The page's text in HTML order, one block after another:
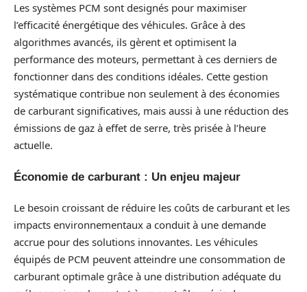
Les systèmes PCM sont designés pour maximiser
l’efficacité énergétique des véhicules. Grâce à des
algorithmes avancés, ils gèrent et optimisent la
performance des moteurs, permettant à ces derniers de
fonctionner dans des conditions idéales. Cette gestion
systématique contribue non seulement à des économies
de carburant significatives, mais aussi à une réduction des
émissions de gaz à effet de serre, très prisée à l’heure
actuelle.
Économie de carburant : Un enjeu majeur
Le besoin croissant de réduire les coûts de carburant et les
impacts environnementaux a conduit à une demande
accrue pour des solutions innovantes. Les véhicules
équipés de PCM peuvent atteindre une consommation de
carburant optimale grâce à une distribution adéquate du